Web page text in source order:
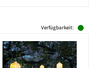
Verfügbarkeit: